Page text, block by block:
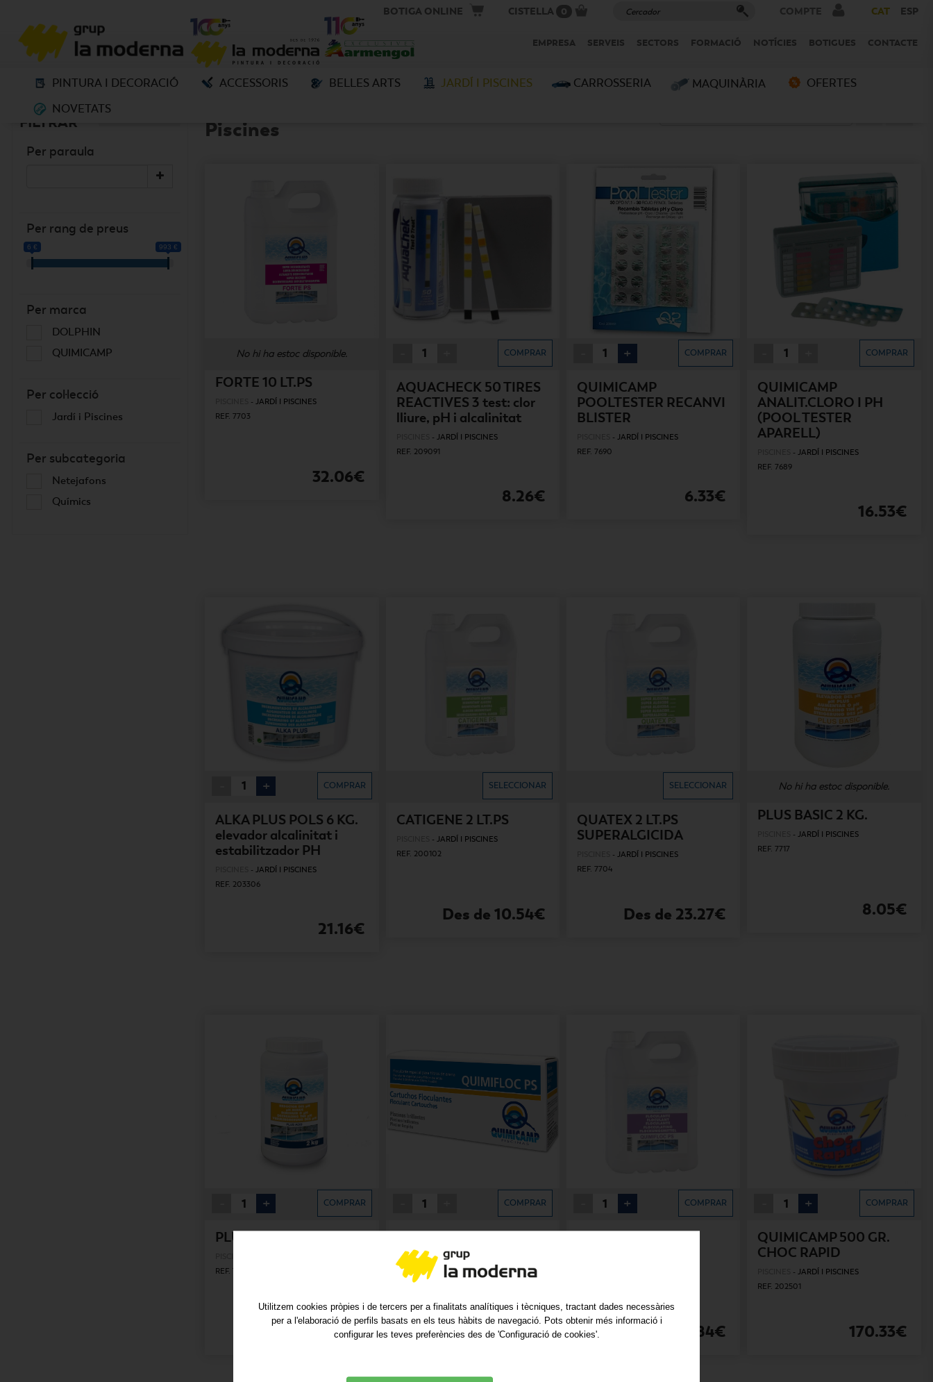
BOTIGA ONLINE CISTELLA 0 COMPTE CAT ESP
EMPRESA SERVEIS SECTORS FORMACIÓ NOTÍCIES BOTIGUES CONTACTE
PINTURA I DECORACIÓ ACCESSORIS BELLES ARTS JARDÍ I PISCINES CARROSSERIA MAQUINÀRIA
OFERTES
NOVETATS
FILTRAR
Per paraula
Per rang de preus
6 € 993 €
Per marca
DOLPHIN
QUIMICAMP
Per col·lecció
Jardí i Piscines
Per subcategoria
Netejafons
Químics
Piscines
No hi ha estoc disponible.
FORTE 10 LT.PS
- JARDÍ I PISCINES
REF. 7703
32.06€
COMPRAR
AQUACHECK 50 TIRES
REACTIVES 3 test: clor
lliure, pH i alcalinitat
- JARDÍ I PISCINES
REF. 209091
8.26€
+ COMPRAR
QUIMICAMP
POOLTESTER RECANVI
BLISTER
- JARDÍ I PISCINES
REF. 7690
6.33€
COMPRAR
QUIMICAMP
ANALIT.CLORO I PH
(POOL TESTER
APARELL)
- JARDÍ I PISCINES
REF. 7689
16.53€
+ COMPRAR
ALKA PLUS POLS 6 KG.
elevador alcalinitat i
estabilitzador PH
-JARDÍ I PISCINES
REF. 203306
21.16€
SELECCIONAR
CATIGENE 2 LT.PS
- JARDÍ I PISCINES
REF. 200102
Des de 10.54€
SELECCIONAR
QUATEX 2 LT.PS
SUPERALGICIDA
- JARDÍ I PISCINES
REF. 7704
Des de 23.27€
No hi ha estoc disponible.
PLUS BASIC 2 KG.
-JARDÍ I PISCINES
REF. 7717
8.05€
+ COMPRAR
PLUS ACID 2 KG.
REF. 7714
9.29€
COMPRAR
GR.CARTUX (4X125)
PISCINES -
JARDÍ I PISCINES
9.25€
+ COMPRAR
15.84€
+ COMPRAR
QUIMICAMP 500 GR.
CHOC RAPID
-JARDÍ I PISCINES
REF. 202501
170.33€
Utilitzem cookies pròpies i de tercers per a finalitats analítiques i tècniques, tractant dades necessàries
per a l'elaboració de perfils basats en els teus hàbits de navegació. Pots obtenir més informació i
configurar les teves preferències des de 'Configuració de cookies'.